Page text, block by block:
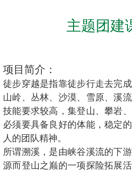
主题团建
项目简介：
徒步穿越是指靠徒步行走去完
山岭、丛林、沙漠、雪原、溪
技能要求较高，集登山、攀岩
必须要具备良好的体能，稳定
人的团队精神。
所谓溯溪，是由峡谷溪流的下
源而登山之巅的一项探险拓展